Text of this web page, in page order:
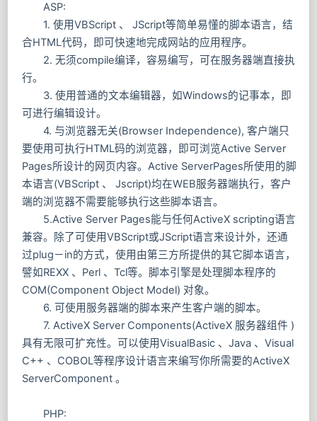
ASP:
1. 使用VBScript 、 JScript等简单易懂的脚本语言，结
合HTML代码，即可快速地完成网站的应用程序。
2. 无须compile编译，容易编写，可在服务器端直接执
行。
3. 使用普通的文本编辑器，如Windows的记事本，即
可进行编辑设计。
4. 与浏览器无关(Browser Independence), 客户端只
要使用可执行HTML码的浏览器，即可浏览Active Server
Pages所设计的网页内容。Active ServerPages所使用的脚
本语言(VBScript 、 Jscript)均在WEB服务器端执行，客户
端的浏览器不需要能够执行这些脚本语言。
5.Active Server Pages能与任何ActiveX scripting语言
兼容。除了可使用VBScript或JScript语言来设计外，还通
过plug－in的方式，使用由第三方所提供的其它脚本语言，
譬如REXX 、Perl 、Tcl等。脚本引擎是处理脚本程序的
COM(Component Object Model) 对象。
6. 可使用服务器端的脚本来产生客户端的脚本。
7. ActiveX Server Components(ActiveX 服务器组件 )
具有无限可扩充性。可以使用VisualBasic 、Java 、Visual
C++ 、COBOL等程序设计语言来编写你所需要的ActiveX
ServerComponent 。
PHP: